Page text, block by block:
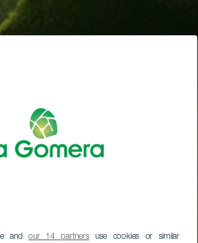
andour 14 partnersuse cookies or similar